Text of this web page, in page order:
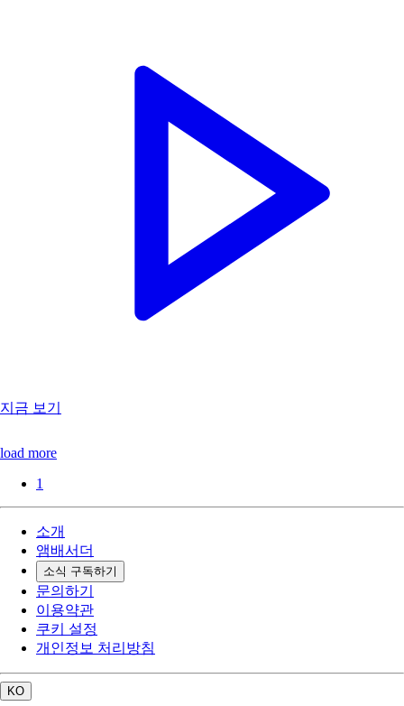
지금 보기
load more
1
소개
앰배서더
소식 구독하기
문의하기
이용약관
쿠키 설정
개인정보 처리방침
KO